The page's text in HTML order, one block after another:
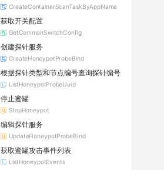
CreateContainerScanTaskByAppName
获取开关配置
GetCommonSwitchConfig
创建探针服务
CreateHoneypotProbeBind
根据探针类型和节点编号查询探针编号
ListHoneypotProbeUuid
停止蜜罐
StopHoneypot
编辑探针服务
UpdateHoneypotProbeBind
获取蜜罐攻击事件列表
ListHoneypotEvents